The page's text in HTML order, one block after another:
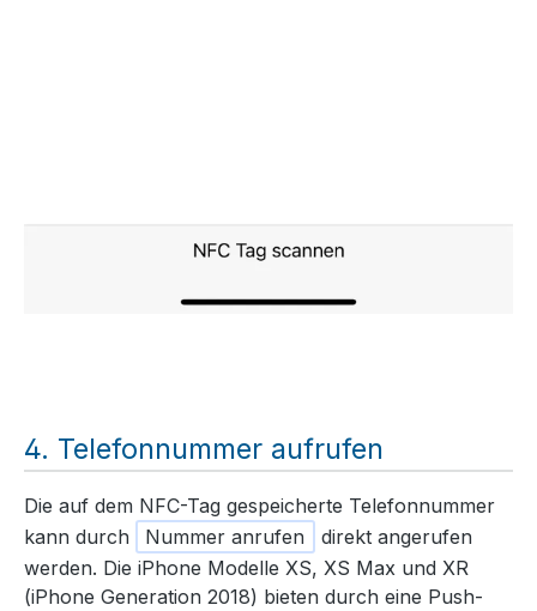
Telefonnummer aufrufen
Die auf dem NFC-Tag gespeicherte Telefonnummer
kann durch
Nummer anrufen
direkt angerufen
werden. Die iPhone Modelle XS, XS Max und XR
(iPhone Generation 2018) bieten durch eine Push-